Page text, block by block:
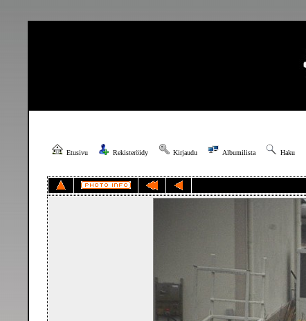
Etusivu Rekisteröidy Kirjaudu Albumilista Haku